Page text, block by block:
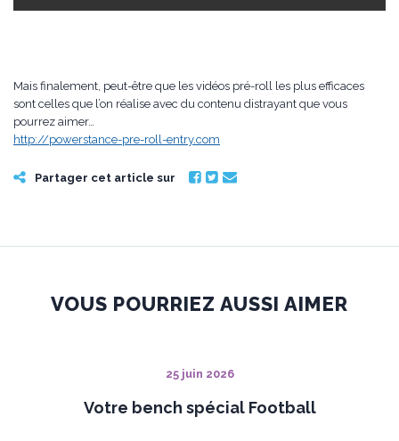
Mais finalement, peut-être que les vidéos pré-roll les plus efficaces
sont celles que l’on réalise avec du contenu distrayant que vous
pourrez aimer…
http://powerstance-pre-roll-entry.com
Partager cet article sur
VOUS POURRIEZ AUSSI AIMER
25 juin 2026
Votre bench spécial Football